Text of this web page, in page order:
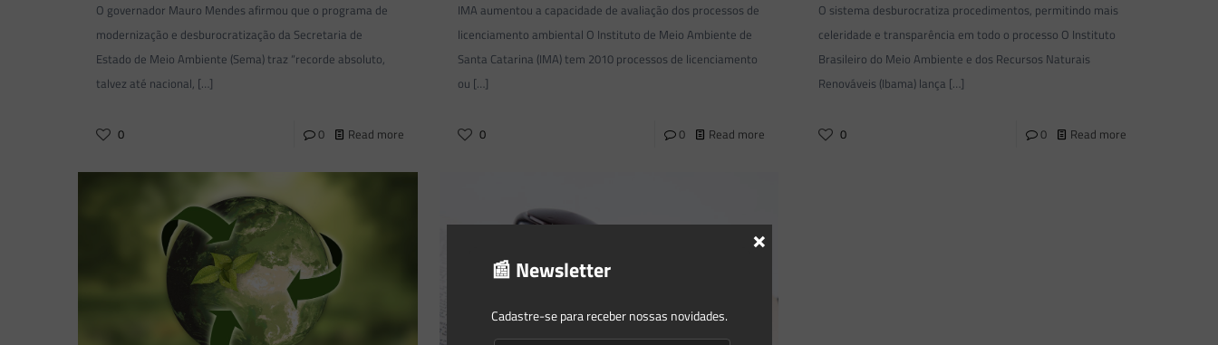
O governador Mauro Mendes afirmou que o programa de
modernização e desburocratização da Secretaria de
Estado de Meio Ambiente (Sema) traz “recorde absoluto,
talvez até nacional, […]
0 0 Read more
IMA aumentou a capacidade de avaliação dos processos de
licenciamento ambiental O Instituto de Meio Ambiente de
Santa Catarina (IMA) tem 2010 processos de licenciamento
ou […]
0 0 Read more
O sistema desburocratiza procedimentos, permitindo mais
celeridade e transparência em todo o processo O Instituto
Brasileiro do Meio Ambiente e dos Recursos Naturais
Renováveis (Ibama) lança […]
0 0 Read more
📰 Newsletter
Cadastre-se para receber nossas novidades.
×